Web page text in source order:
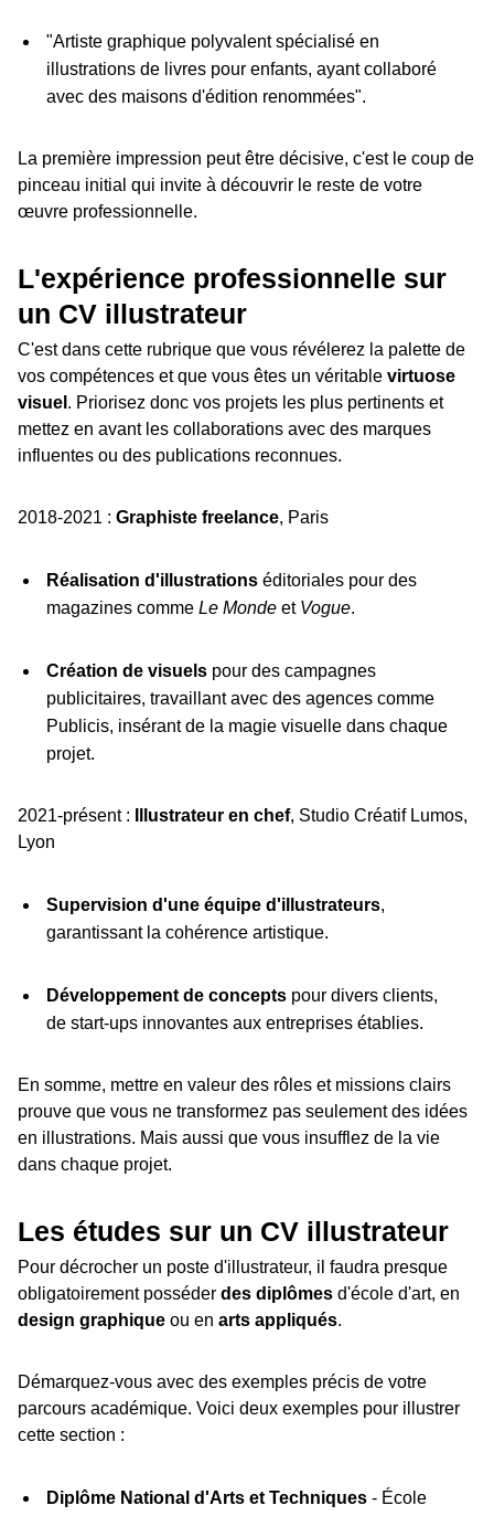
"Artiste graphique polyvalent spécialisé en
illustrations de livres pour enfants, ayant collaboré
avec des maisons d'édition renommées".
La première impression peut être décisive, c'est le coup de
pinceau initial qui invite à découvrir le reste de votre
œuvre professionnelle.
L'expérience professionnelle sur
un CV illustrateur
C'est dans cette rubrique que vous révélerez la palette de
vos compétences et que vous êtes un véritable virtuose
visuel . Priorisez donc vos projets les plus pertinents et
mettez en avant les collaborations avec des marques
influentes ou des publications reconnues.
2018-2021 : Graphiste freelance, Paris
Réalisation d'illustrationséditoriales pour des
magazines comme Le Mondeet Vogue.
Création de visuelspour des campagnes
publicitaires, travaillant avec des agences comme
Publicis, insérant de la magie visuelle dans chaque
projet.
2021-présent : Illustrateur en chef, Studio Créatif Lumos,
Lyon
Supervision d'une équipe d'illustrateurs,
garantissant la cohérence artistique.
Développement de conceptspour divers clients,
de start-ups innovantes aux entreprises établies.
En somme, mettre en valeur des rôles et missions clairs
prouve que vous ne transformez pas seulement des idées
en illustrations. Mais aussi que vous insufflez de la vie
dans chaque projet.
Les études sur un CV illustrateur
Pour décrocher un poste d'illustrateur, il faudra presque
obligatoirement posséder des diplômes d'école d'art, en
design graphique ou en arts appliqués.
Démarquez-vous avec des exemples précis de votre
parcours académique. Voici deux exemples pour illustrer
cette section :
Diplôme National d'Arts et Techniques- École